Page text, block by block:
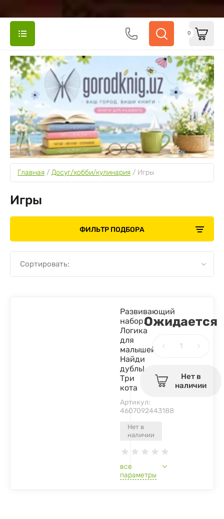
0
Главная / Досуг/хобби/кулинария / Игры
Игры
ФИЛЬТР ПОДБОРА
Сортировать:
Нет в
наличии
Развивающий
набор.
Логика
для
малышей.
Найди
дубль!
Три
кота
Артикул:
4607092443188
все
параметры
Ожидается
Нет в
наличии